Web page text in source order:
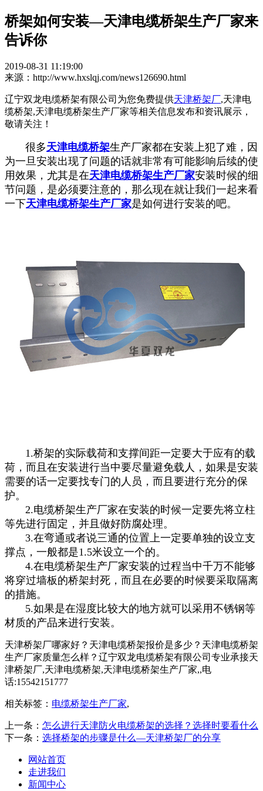
桥架如何安装—天津电缆桥架生产厂家来
告诉你
2019-08-31 11:19:00
来源：http://www.hxslqj.com/news126690.html
辽宁双龙电缆桥架有限公司为您免费提供天津桥架厂,天津电
缆桥架,天津电缆桥架生产厂家等相关信息发布和资讯展示，
敬请关注！
很多天津电缆桥架生产厂家都在安装上犯了难，因
为一旦安装出现了问题的话就非常有可能影响后续的使
用效果，尤其是在天津电缆桥架生产厂家安装时候的细
节问题，是必须要注意的，那么现在就让我们一起来看
一下天津电缆桥架生产厂家是如何进行安装的吧。
1.桥架的实际载荷和支撑间距一定要大于应有的载
荷，而且在安装进行当中要尽量避免载人，如果是安装
需要的话一定要找专门的人员，而且要进行充分的保
护。
2.电缆桥架生产厂家在安装的时候一定要先将立柱
等先进行固定，并且做好防腐处理。
3.在弯通或者说三通的位置上一定要单独的设立支
撑点，一般都是1.5米设立一个的。
4.在电缆桥架生产厂家安装的过程当中千万不能够
将穿过墙板的桥架封死，而且在必要的时候要采取隔离
的措施。
5.如果是在湿度比较大的地方就可以采用不锈钢等
材质的产品来进行安装。
天津桥架厂哪家好？天津电缆桥架报价是多少？天津电缆桥架
生产厂家质量怎么样？辽宁双龙电缆桥架有限公司专业承接天
津桥架厂,天津电缆桥架,天津电缆桥架生产厂家,,电
话:15542151777
相关标签： 电缆桥架生产厂家,
上一条： 怎么进行天津防火电缆桥架的选择？选择时要看什么
下一条： 选择桥架的步骤是什么—天津桥架厂的分享
网站首页
走进我们
新闻中心